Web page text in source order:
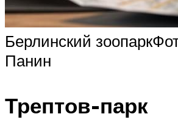
Берлинский
Панин
Трептов-парк